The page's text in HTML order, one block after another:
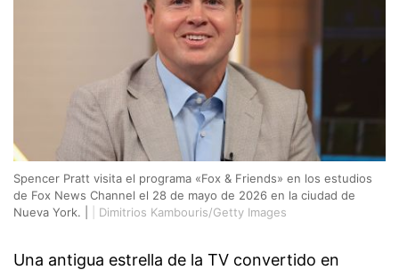
Spencer Pratt visita el programa «Fox & Friends» en los estudios
de Fox News Channel el 28 de mayo de 2026 en la ciudad de
Nueva York. |
Dimitrios Kambouris/Getty Images
Una antigua estrella de la TV convertido en